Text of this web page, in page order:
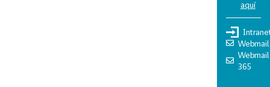
aquí
Webmail
Webmail
365